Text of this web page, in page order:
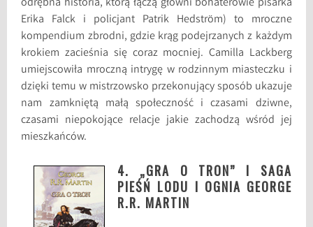
odrębna historia, którą łączą główni bohaterowie pisarka
Erika Falck i policjant Patrik Hedström) to mroczne
kompendium zbrodni, gdzie krąg podejrzanych z każdym
krokiem zacieśnia się coraz mocniej. Camilla Lackberg
umiejscowiła mroczną intrygę w rodzinnym miasteczku i
dzięki temu w mistrzowsko przekonujący sposób ukazuje
nam zamkniętą małą społeczność i czasami dziwne,
czasami niepokojące relacje jakie zachodzą wśród jej
mieszkańców.
4. „GRA O TRON” I SAGA
PIEŚŃ LODU I OGNIA GEORGE
R.R. MARTIN